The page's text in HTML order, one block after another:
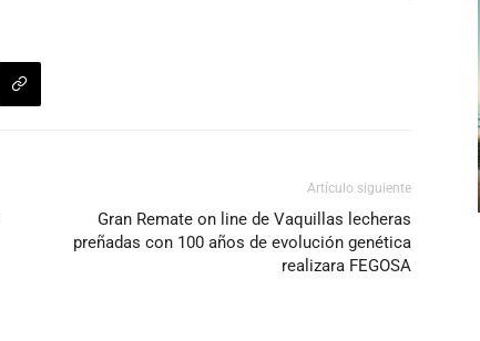
Artículo siguiente
Gran Remate on line de Vaquillas lecheras
preñadas con 100 años de evolución genética
realizara FEGOSA